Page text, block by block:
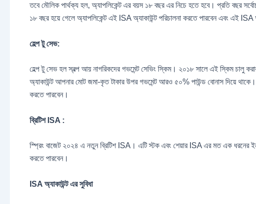
তবে মৌলিক পার্থক্য হল, অ্যাপলিকেন্ট এর বয়স ১৮ বছর এর নিচে হতে হবে। প্রতি বছর
১৮ বছর হয়ে গেলে অ্যাপলিকেন্ট এই ISA অ্যাকাউন্ট পরিচালনা করতে পারবেন এবং এই ISA
হেল্প টু সেভ:
হেল্প টু সেভ হল স্বল্প আয় নাগরিকদের গভমেন্ট সেভিং স্কিম। ২০১৮ সালে এই স্কিম চালু
অ্যাকাউন্ট আপনার মোট জমা-কৃত টাকার উপর গভমেন্ট আরও ৫০% পাউন্ড বোনাস দিয়ে
করতে পারবেন।
ব্রিটিশ ISA :
স্প্রিং বাজেট ২০২৪ এ নতুন ব্রিটিশ ISA। এটি স্টক এবং শেয়ার ISA এর মত এক ধরনের
করতে পারবেন।
ISA অ্যাকাউন্ট এর সুবিধা